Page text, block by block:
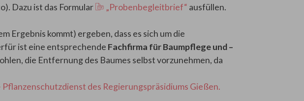
Dazu ist das Formular „Probenbegleitbrief“ ausfüllen.
Ergebnis kommt) ergeben, dass es sich um die
ist eine entsprechende Fachfirma für Baumpflege und –
die Entfernung des Baumes selbst vorzunehmen, da
Pflanzenschutzdienst des Regierungspräsidiums Gießen.